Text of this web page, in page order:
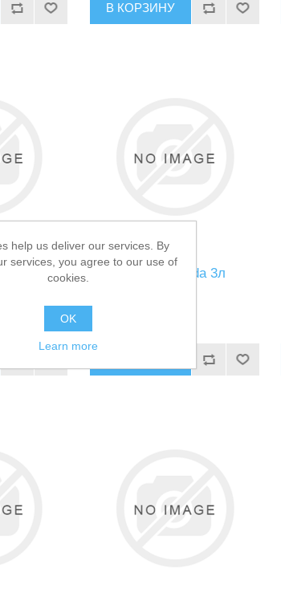
В КОРЗИНУ
3л
Гермомешок Kaida 3л
help us deliver our services. By
services, you agree to our use of
cookies.
OK
Learn more